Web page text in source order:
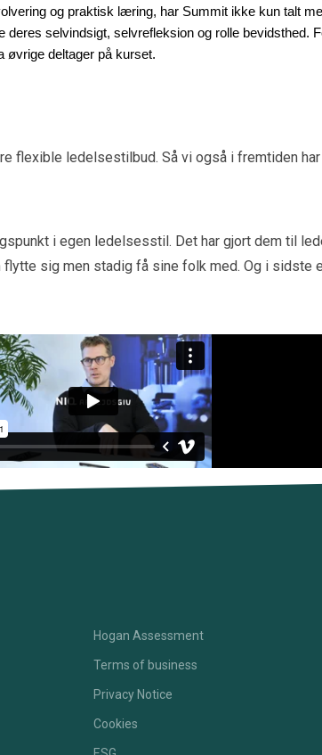
og praktisk læring, har Summit ikke kun talt
selvindsigt, selvrefleksion og rolle bevidsthed.
øvrige deltager på kurset.
flexible ledelsestilbud. Så vi også i fremtiden
i egen ledelsesstil. Det har gjort dem til
sig men stadig få sine folk med. Og i sidste
Hogan Assessment
Terms of business
Privacy Notice
Cookies